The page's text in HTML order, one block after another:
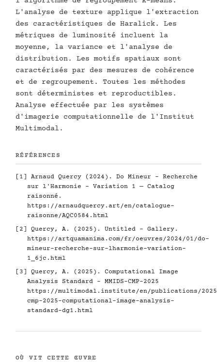
L'analyse de texture applique l'extraction
des caractéristiques de Haralick. Les
métriques de luminosité incluent la
moyenne, la variance et l'analyse de
distribution. Les motifs spatiaux sont
caractérisés par des mesures de cohérence
et de regroupement. Toutes les méthodes
sont déterministes et reproductibles.
Analyse effectuée par les systèmes
d'imagerie computationnelle de l'Institut
Multimodal.
RÉFÉRENCES
[1] Arnaud Quercy (2024). Do Mineur - Recherche
sur l'Harmonie - Variation 1 — Catalog
raisonné.
https://arnaudquercy.art/en/catalogue-
raisonne/AQC0584.html
[2] Quercy, A. (2025). Untitled - Gallery.
https://artquamanima.com/fr/oeuvres/2024/01/do-
mineur-recherche-sur-lharmonie-variation-
1_6jc.html
[3] Quercy, A. (2025). Computational Image
Analysis Standard - MMIDS-CMP-2025
https://multimodal.institute/en/publications/2025/
cmp-2025-computational-image-analysis-
standard-dg1.html
OÙ VIT CETTE ŒUVRE